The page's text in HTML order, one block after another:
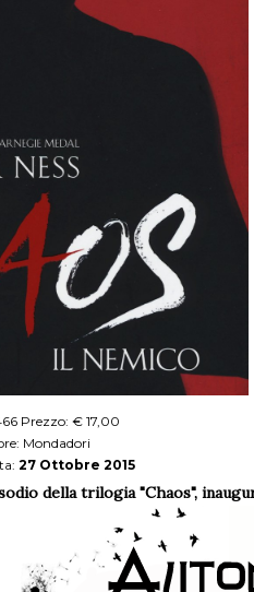
Prezzo: € 17,00
Mondadori
27 Ottobre 2015
della trilogia "Chaos",